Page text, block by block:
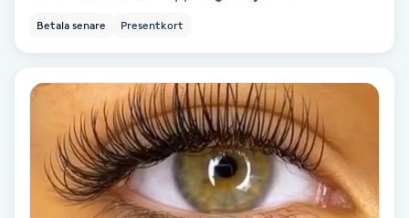
Trådning
Träning
Tvätt & Fön
Vaccination
Betala senare Presentkort